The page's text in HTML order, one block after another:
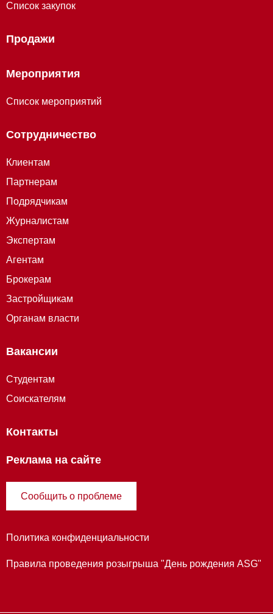
Список закупок
Продажи
Мероприятия
Список мероприятий
Сотрудничество
Клиентам
Партнерам
Подрядчикам
Журналистам
Экспертам
Агентам
Брокерам
Застройщикам
Органам власти
Вакансии
Студентам
Соискателям
Контакты
Реклама на сайте
Сообщить о проблеме
Политика конфиденциальности
Правила проведения розыгрыша "День рождения ASG"